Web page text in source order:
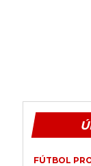
FÚTBOL